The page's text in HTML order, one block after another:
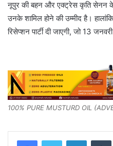
नूपुर की बहन और एक्ट्रेस कृति सेनन
उनके शामिल होने की उम्मीद है।
रिसेप्शन पार्टी दी जाएगी, जो 13
100% PURE MUSTURD OIL